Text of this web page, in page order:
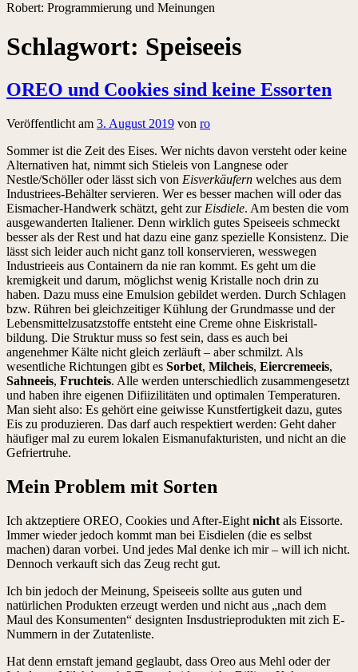
Robert: Programmierung und Meinungen
Schlagwort: Speiseeis
OREO und Cookies sind keine Essorten
Veröffentlicht am 3. August 2019 von ro
Sommer ist die Zeit des Eises. Wer nichts davon versteht oder keine
Alternativen hat, nimmt sich Stieleis von Langnese oder
Nestle/Schöller oder lässt sich von Eisverkäufern welches aus dem
Industriees-Behälter servieren. Wer es besser machen will oder das
Eismacher-Handwerk schätzt, geht zur Eisdiele. Am besten die vom
ausgewanderten Italiener. Denn wirklich gutes Speiseeis schmeckt
besser als der Rest und hat dazu eine ganz spezielle Konsistenz. Die
lässt sich leider auch nicht ganz toll konservieren, wesswegen
Industrieeis aus Containern da nie ran kommt. Es geht um die
kremigkeit und darum, möglichst wenig Kristalle noch drin zu
haben. Dazu muss eine Emulsion gebildet werden. Durch Schlagen
bzw. Rühren bei gleichzeitiger Kühlung der Grundmasse und der
Lebensmittelzusatzstoffe entsteht eine Creme ohne Eiskristall­
bildung. Die Struktur muss so fest sein, dass es auch bei
angenehmer Kälte nicht gleich zerläuft – aber schmilzt. Als
wesentliche Richtungen gibt es Sorbet, Milcheis, Eiercremeeis,
Sahneeis, Fruchteis. Alle werden unterschiedlich zusammengesetzt
und haben ihre eigenen Difiizilitäten und optimalen Temperaturen.
Man sieht also: Es gehört eine geiwisse Kunstfertigkeit dazu, gutes
Eis zu produzieren. Das darf auch respektiert werden: Geht daher
häufiger mal zu eurem lokalen Eismanufakturisten, und nicht an die
Gefriertruhe.
Mein Problem mit Sorten
Ich aktzeptiere OREO, Cookies und After-Eight nicht als Eissorte.
Immer wieder jedoch kommt man bei Eisdielen (die es selbst
machen) daran vorbei. Und jedes Mal denke ich mir – will ich nicht.
Dennoch verkauft sich das Zeug recht gut.
Ich bin jedoch der Meinung, Speiseeis sollte aus guten und
natürlichen Produkten erzeugt werden und nicht aus „nach dem
Maul des Konsumenten“ designten Insdustrieprodukten mit zich E-
Nummern in der Zutatenliste.
Hat denn ernstaft jemand geglaubt, dass Oreo aus Mehl oder der